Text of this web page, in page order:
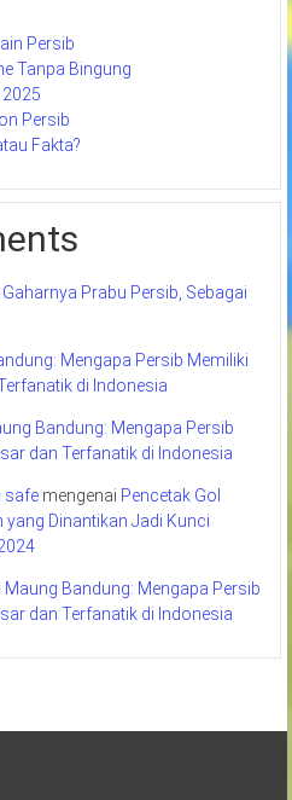
Persib
Tanpa Bingung
2025
Persib
Fakta?
Gaharnya Prabu Persib, Sebagai
Mengapa Persib Memiliki
di Indonesia
Bandung: Mengapa Persib
dan Terfanatik di Indonesia
safemengenai Pencetak Gol
yang Dinantikan Jadi Kunci
Maung Bandung: Mengapa Persib
dan Terfanatik di Indonesia